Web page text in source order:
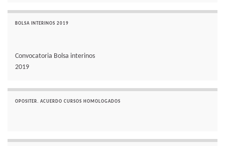
BOLSA INTERINOS 2019
Convocatoria Bolsa interinos
2019
OPOSITER. ACUERDO CURSOS HOMOLOGADOS